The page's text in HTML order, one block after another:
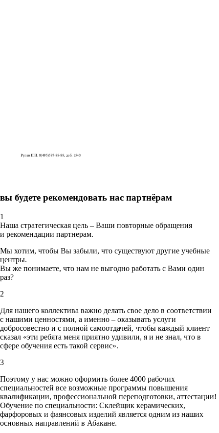
вы будете рекомендовать нас партнёрам
1
Наша стратегическая цель – Ваши повторные обращения
и рекомендации партнерам.
Мы хотим, чтобы Вы забыли, что существуют другие учебные
центры.
Вы же понимаете, что нам не выгодно работать с Вами один
раз?
2
Для нашего коллектива важно делать свое дело в соответствии
с нашими ценностями, а именно – оказывать услуги
добросовестно и с полной самоотдачей, чтобы каждый клиент
сказал «эти ребята меня приятно удивили, я и не знал, что в
сфере обучения есть такой сервис».
3
Поэтому у нас можно оформить более 4000 рабочих
специальностей все возможные программы повышения
квалификации, профессиональной переподготовки, аттестации!
Обучение по специальности: Склейщик керамических,
фарфоровых и фаянсовых изделий является одним из наших
основных направлений в Абакане.